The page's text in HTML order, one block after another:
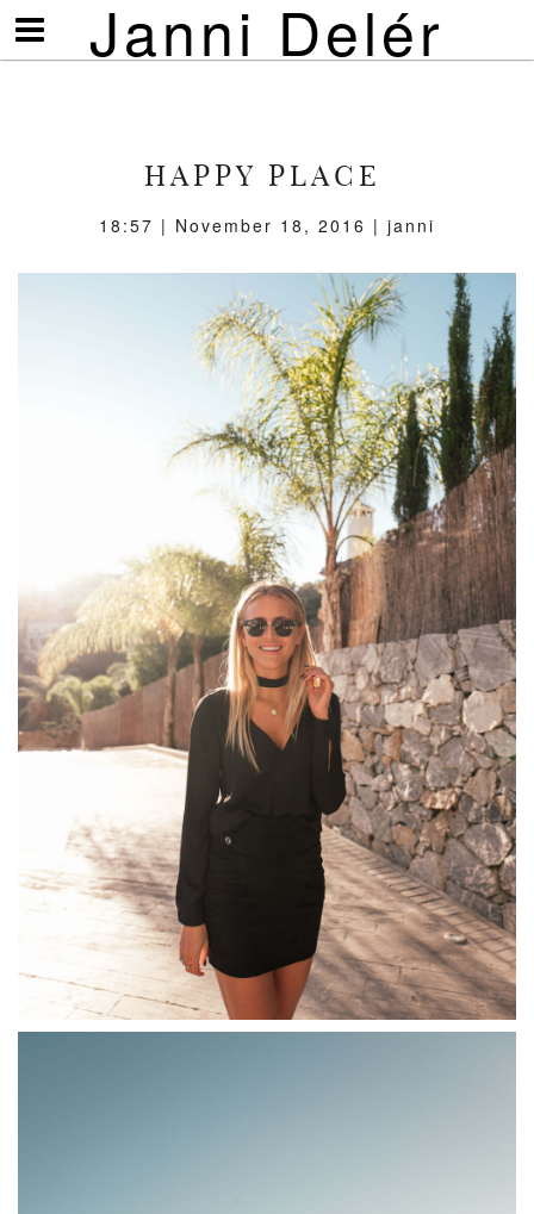
Janni Delér
Visa/göm
meny
HAPPY PLACE
18:57 | November 18, 2016 | janni